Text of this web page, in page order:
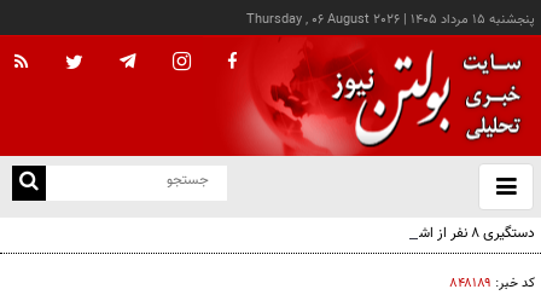
پنجشنبه ۱۵ مرداد ۱۴۰۵ |
Thursday , 06 August 2026
باز
و
دستگیری ۸ نفر از اشرار مسلح شاخص و مرتبطین گروهک‌های تروریستی
کد خبر: ۸۴۸۱۸۹